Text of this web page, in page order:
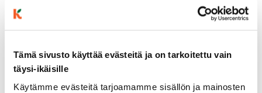
Tämä sivusto käyttää evästeitä ja on tarkoitettu vain
täysi-ikäisille
Käytämme evästeitä tarjoamamme sisällön ja mainosten